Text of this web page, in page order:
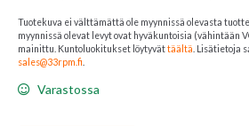
Tuotekuva ei välttämättä ole myynnissä olevasta
myynnissä olevat levyt ovat hyväkuntoisia (vähintään
mainittu. Kuntoluokitukset löytyvättäältä . Lisätietoja
sales@33rpm.fi
Varastossa